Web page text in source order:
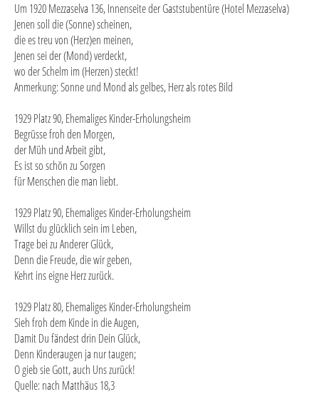
Um 1920 Mezzaselva 136, Innenseite der Gaststubentüre (Hotel Mezzaselva)
Jenen soll die (Sonne) scheinen,
die es treu von (Herz)en meinen,
Jenen sei der (Mond) verdeckt,
wo der Schelm im (Herzen) steckt!
Anmerkung: Sonne und Mond als gelbes, Herz als rotes Bild
1929 Platz 90, Ehemaliges Kinder-Erholungsheim
Begrüsse froh den Morgen,
der Müh und Arbeit gibt,
Es ist so schön zu Sorgen
für Menschen die man liebt.
1929 Platz 90, Ehemaliges Kinder-Erholungsheim
Willst du glücklich sein im Leben,
Trage bei zu Anderer Glück,
Denn die Freude, die wir geben,
Kehrt ins eigne Herz zurück.
1929 Platz 80, Ehemaliges Kinder-Erholungsheim
Sieh froh dem Kinde in die Augen,
Damit Du fändest drin Dein Glück,
Denn Kinderaugen ja nur taugen;
O gieb sie Gott, auch Uns zurück!
Quelle: nach Matthäus 18,3